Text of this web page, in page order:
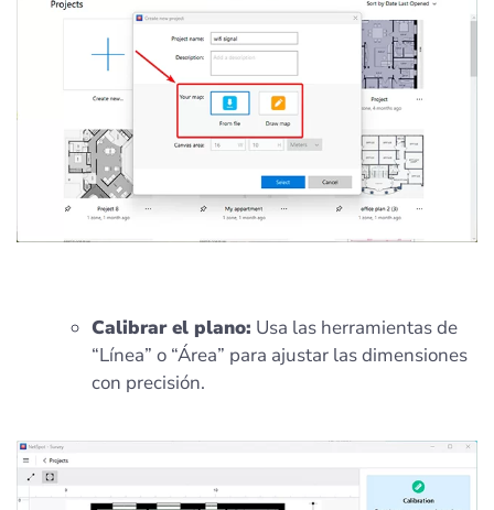
Calibrar el plano: Usa las herramientas de
“Línea” o “Área” para ajustar las dimensiones
con precisión.